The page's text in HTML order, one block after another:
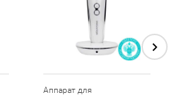
Аппарат для